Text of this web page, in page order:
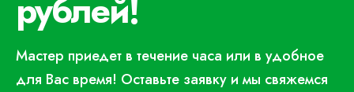
рублей!
Мастер приедет в течение часа или в удобное
для Вас время! Оставьте заявку и мы свяжемся